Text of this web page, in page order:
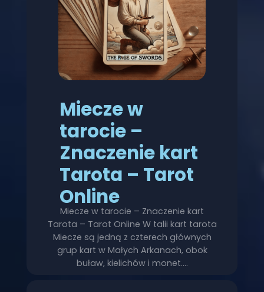
Miecze w
tarocie –
Znaczenie kart
Tarota – Tarot
Online
Miecze w tarocie – Znaczenie kart
Tarota – Tarot Online W talii kart tarota
Miecze są jedną z czterech głównych
grup kart w Małych Arkanach, obok
buław, kielichów i monet.…